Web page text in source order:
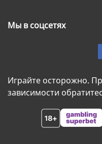
Мы в соцсетях
Играйте осторожно.
зависимости